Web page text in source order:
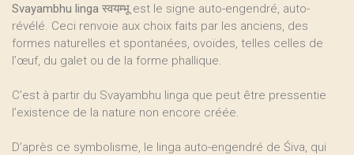
Svayambhu linga स्वयम्भू est le signe auto-engendré, auto-
révélé. Ceci renvoie aux choix faits par les anciens, des
formes naturelles et spontanées, ovoïdes, telles celles de
l’œuf, du galet ou de la forme phallique.
C’est à partir du Svayambhu linga que peut être pressentie
l’existence de la nature non encore créée.
D’après ce symbolisme, le linga auto-engendré de Śiva, qui